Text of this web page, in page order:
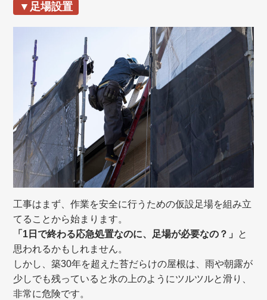
▼足場設置
工事はまず、作業を安全に行うための仮設足場を組み立
てることから始まります。
「1日で終わる応急処置なのに、足場が必要なの？」 と
思われるかもしれません。
しかし、築30年を超えた苔だらけの屋根は、雨や朝露が
少しでも残っていると氷の上のようにツルツルと滑り、
非常に危険です。